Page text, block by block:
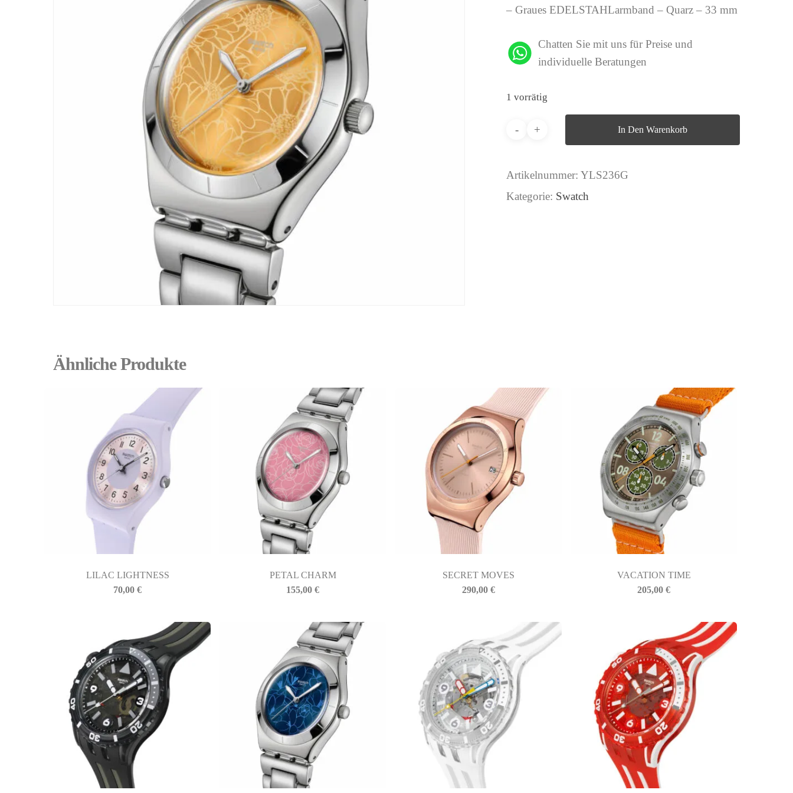
– Graues EDELSTAHLarmband – Quarz – 33 mm
Chatten Sie mit uns für Preise und
individuelle Beratungen
1 vorrätig
In Den Warenkorb
Artikelnummer:YLS236G
Kategorie: Swatch
Ähnliche Produkte
LILAC LIGHTNESS
70,00€
PETAL CHARM
155,00€
SECRET MOVES
290,00 €
VACATION TIME
205,00€
BIASINI JEWELRY
39012 Merano (BZ) – Italy
Telefono: +39 0473 236173
info@biasinijewelry.it
P.IVA: IT01508870217
QUICKLINKS
Newsletter
Geschichte